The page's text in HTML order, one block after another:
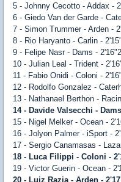
5 - Johnny Cecotto - Addax -
6 - Giedo Van der Garde -
7 - Simon Trummer - Arden -
8 - Rio Haryanto - Carlin -
9 - Felipe Nasr - Dams -
10 - Julian Leal - Trident -
11 - Fabio Onidi - Coloni -
12 - Rodolfo Gonzalez -
13 - Nathanael Berthon -
14 - Davide Valsecchi -
15 - Nigel Melker - Ocean -
16 - Jolyon Palmer - iSport -
17 - Sergio Canamasas -
18 - Luca Filippi - Coloni -
19 - Victor Guerin - Ocean -
20 - Luiz Razia - Arden -